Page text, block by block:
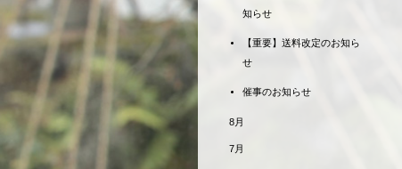
知らせ
【重要】送料改定のお知ら
せ
催事のお知らせ
8月
7月